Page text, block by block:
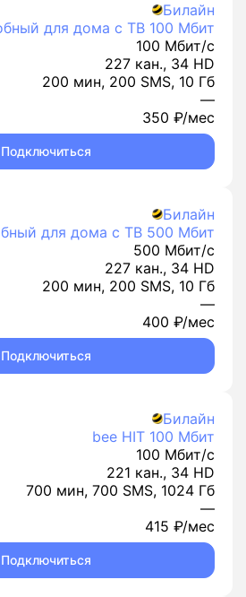
Билайн
для дома с ТВ 100 Мбит
100 Мбит/с
227 кан., 34 HD
200 мин, 200 SMS, 10 Гб
—
350 ₽/мес
Подключиться
Билайн
для дома с ТВ 500 Мбит
500 Мбит/с
227 кан., 34 HD
200 мин, 200 SMS, 10 Гб
—
400 ₽/мес
Подключиться
Билайн
bee HIT 100 Мбит
100 Мбит/с
221 кан., 34 HD
700 мин, 700 SMS, 1024 Гб
—
415 ₽/мес
Подключиться